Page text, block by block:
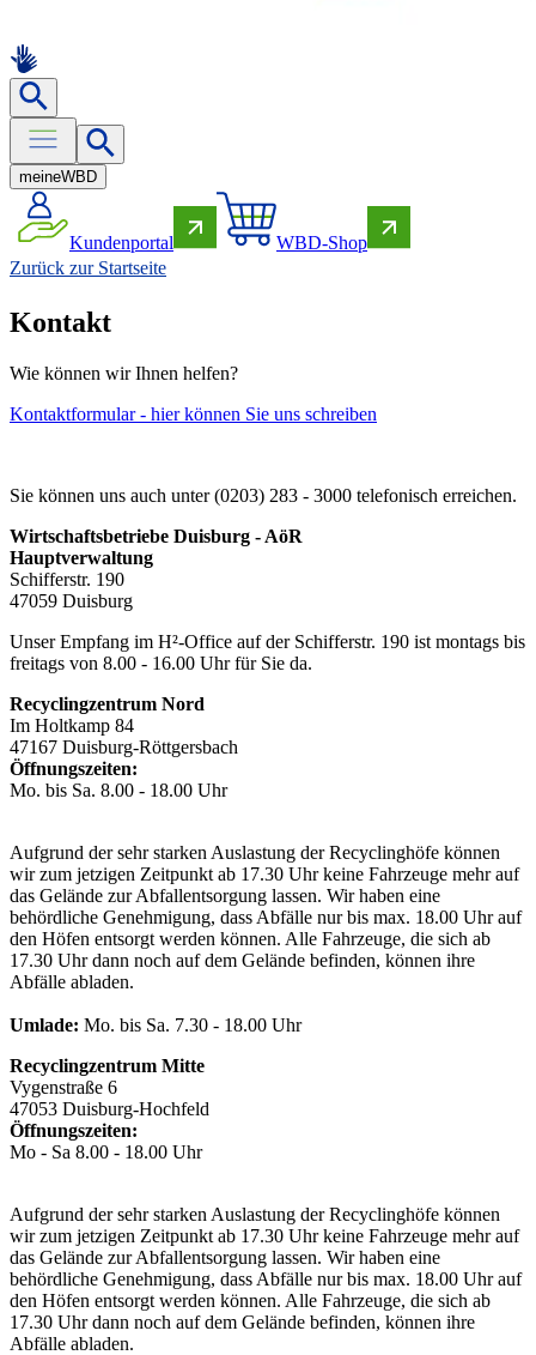
meineWBD
Kundenportal
WBD-Shop
Zurück zur Startseite
Kontakt
Wie können wir Ihnen helfen?
Kontaktformular - hier können Sie uns schreiben
Sie können uns auch unter (0203) 283 - 3000 telefonisch erreichen.
Wirtschaftsbetriebe Duisburg - AöR
Hauptverwaltung
Schifferstr. 190
47059 Duisburg
Unser Empfang im H²-Office auf der Schifferstr. 190 ist montags bis
freitags von 8.00 - 16.00 Uhr für Sie da.
Recyclingzentrum Nord
Im Holtkamp 84
47167 Duisburg-Röttgersbach
Öffnungszeiten:
Mo. bis Sa. 8.00 - 18.00 Uhr
Aufgrund der sehr starken Auslastung der Recyclinghöfe können
wir zum jetzigen Zeitpunkt ab 17.30 Uhr keine Fahrzeuge mehr auf
das Gelände zur Abfallentsorgung lassen. Wir haben eine
behördliche Genehmigung, dass Abfälle nur bis max. 18.00 Uhr auf
den Höfen entsorgt werden können. Alle Fahrzeuge, die sich ab
17.30 Uhr dann noch auf dem Gelände befinden, können ihre
Abfälle abladen.
Umlade: Mo. bis Sa. 7.30 - 18.00 Uhr
Recyclingzentrum Mitte
Vygenstraße 6
47053 Duisburg-Hochfeld
Öffnungszeiten:
Mo - Sa 8.00 - 18.00 Uhr
Aufgrund der sehr starken Auslastung der Recyclinghöfe können
wir zum jetzigen Zeitpunkt ab 17.30 Uhr keine Fahrzeuge mehr auf
das Gelände zur Abfallentsorgung lassen. Wir haben eine
behördliche Genehmigung, dass Abfälle nur bis max. 18.00 Uhr auf
den Höfen entsorgt werden können. Alle Fahrzeuge, die sich ab
17.30 Uhr dann noch auf dem Gelände befinden, können ihre
Abfälle abladen.